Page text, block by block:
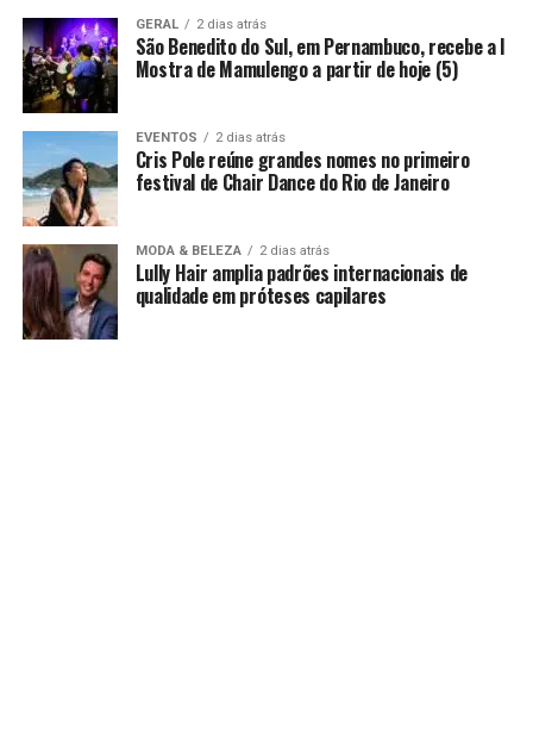
GERAL 2 dias atrás
São Benedito do Sul, em Pernambuco, recebe a I
Mostra de Mamulengo a partir de hoje (5)
EVENTOS 2 dias atrás
Cris Pole reúne grandes nomes no primeiro
festival de Chair Dance do Rio de Janeiro
MODA & BELEZA 2 dias atrás
Lully Hair amplia padrões internacionais de
qualidade em próteses capilares